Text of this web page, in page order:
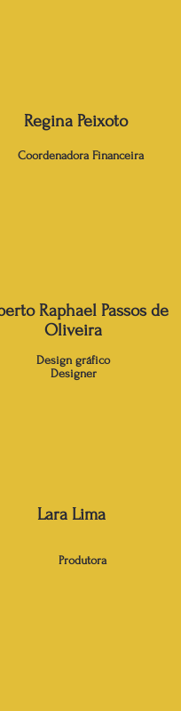
Raphael Passos de
Oliveira
Design gráfico
Designer
Lara Lima
Produtora
Regina Peixoto
Coordenadora Financeira